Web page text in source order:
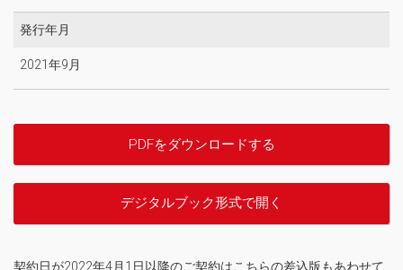
発行年月
2021年9月
PDFをダウンロードする
デジタルブック形式で開く
契約日が2022年4月1日以降のご契約はこちらの差込版もあわせて